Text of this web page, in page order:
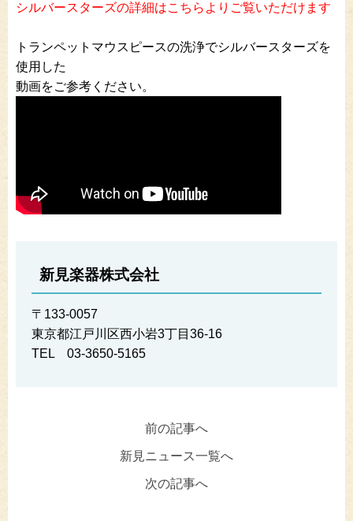
シルバースターズの詳細はこちらよりご覧いただけます
トランペットマウスピースの洗浄でシルバースターズを
使用した
動画をご参考ください。
新見楽器株式会社
〒133-0057
東京都江戸川区西小岩3丁目36-16
TEL 03-3650-5165
前の記事へ
新見ニュース一覧へ
次の記事へ